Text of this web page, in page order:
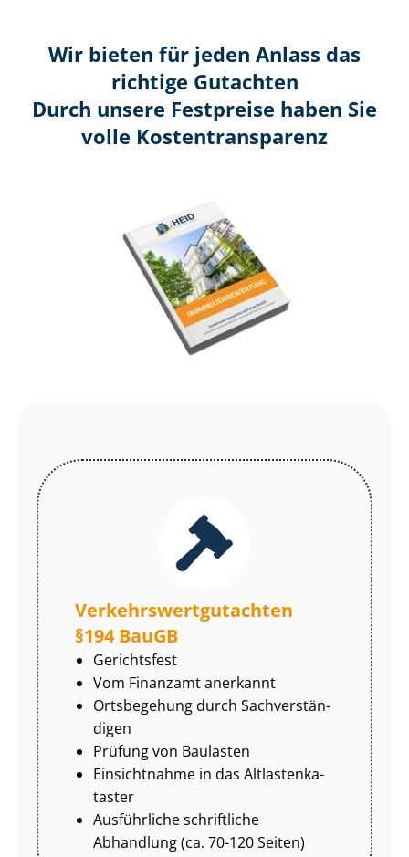
Wir bieten für jeden Anlass das
richtige Gutachten
Durch unsere Festpreise haben Sie
volle Kosten­transparenz
Ver­kehrs­wert­gut­ach­ten
§194 BauGB
Gerichtsfest
Vom Finanzamt anerkannt
Ortsbegehung durch Sach­ver­stän­
di­gen
Prüfung von Baulasten
Einsichtnahme in das Alt­las­ten­ka­
tas­ter
Ausführliche schriftliche
Abhandlung (ca. 70-120 Seiten)